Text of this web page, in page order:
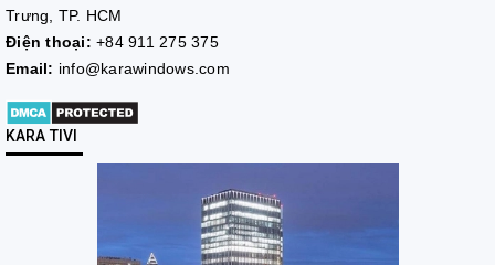
Trưng, TP. HCM
Điện thoại: +84 911 275 375
Email: info@karawindows.com
KARA TIVI